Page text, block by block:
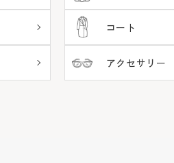
コート
アクセサリー